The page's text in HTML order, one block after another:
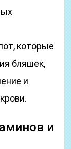
которые
бляшек,
и
и